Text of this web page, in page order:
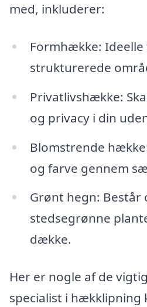
med, inkluderer:
Formhække: Ideelle
strukturerede
Privatlivshække:
og privacy i din
Blomstrende
og farve gennem
Grønt hegn: Består
stedsegrønne
dække.
Her er nogle af de
specialist i hækklipning